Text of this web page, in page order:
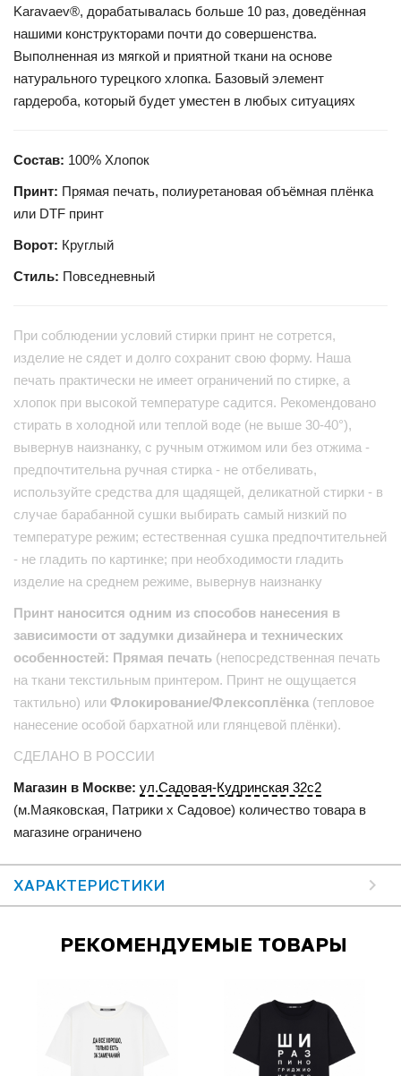
Karavaev®, дорабатывалась больше 10 раз, доведённая
нашими конструкторами почти до совершенства.
Выполненная из мягкой и приятной ткани на основе
натурального турецкого хлопка. Базовый элемент
гардероба, который будет уместен в любых ситуациях
Состав: 100% Хлопок
Принт: Прямая печать, полиуретановая объёмная плёнка
или DTF принт
Ворот: Круглый
Стиль: Повседневный
При соблюдении условий стирки принт не сотрется,
изделие не сядет и долго сохранит свою форму. Наша
печать практически не имеет ограничений по стирке, а
хлопок при высокой температуре садится. Рекомендовано
стирать в холодной или теплой воде (не выше 30-40°),
вывернув наизнанку, с ручным отжимом или без отжима -
предпочтительна ручная стирка - не отбеливать,
используйте средства для щадящей, деликатной стирки - в
случае барабанной сушки выбирать самый низкий по
температуре режим; естественная сушка предпочтительней
- не гладить по картинке; при необходимости гладить
изделие на среднем режиме, вывернув наизнанку
Принт наносится одним из способов нанесения в
зависимости от задумки дизайнера и технических
особенностей: Прямая печать (непосредственная печать
на ткани текстильным принтером. Принт не ощущается
тактильно) или Флокирование/Флексоплёнка (тепловое
нанесение особой бархатной или глянцевой плёнки).
СДЕЛАНО В РОССИИ
Магазин в Москве: ул.Садовая-Кудринская 32с2
(м.Маяковская, Патрики x Садовое) количество товара в
магазине ограничено
ХАРАКТЕРИСТИКИ
РЕКОМЕНДУЕМЫЕ ТОВАРЫ